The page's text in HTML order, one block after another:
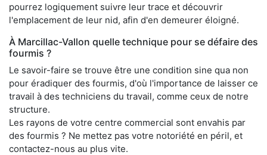
pourrez logiquement suivre leur trace et découvrir
l'emplacement de leur nid, afin d'en demeurer éloigné.
À Marcillac-Vallon quelle technique pour se défaire des
fourmis ?
Le savoir-faire se trouve être une condition sine qua non
pour éradiquer des fourmis, d'où l'importance de laisser ce
travail à des techniciens du travail, comme ceux de notre
structure.
Les rayons de votre centre commercial sont envahis par
des fourmis ? Ne mettez pas votre notoriété en péril, et
contactez-nous au plus vite.